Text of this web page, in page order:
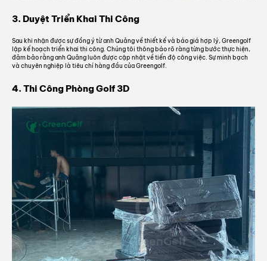
3. Duyệt Triển Khai Thi Công
Sau khi nhận được sự đồng ý từ anh Quảng về thiết kế và báo giá hợp lý, Greengolf
lập kế hoạch triển khai thi công. Chúng tôi thông báo rõ ràng từng bước thực hiện,
đảm bảo rằng anh Quảng luôn được cập nhật về tiến độ công việc. Sự minh bạch
và chuyên nghiệp là tiêu chí hàng đầu của Greengolf.
4. Thi Công Phòng Golf 3D